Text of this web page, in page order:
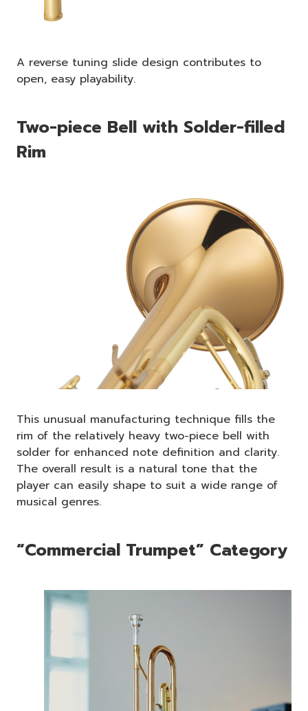
A reverse tuning slide design contributes to
open, easy playability.
Two-piece Bell with Solder-filled
Rim
This unusual manufacturing technique fills the
rim of the relatively heavy two-piece bell with
solder for enhanced note definition and clarity.
The overall result is a natural tone that the
player can easily shape to suit a wide range of
musical genres.
“Commercial Trumpet” Category